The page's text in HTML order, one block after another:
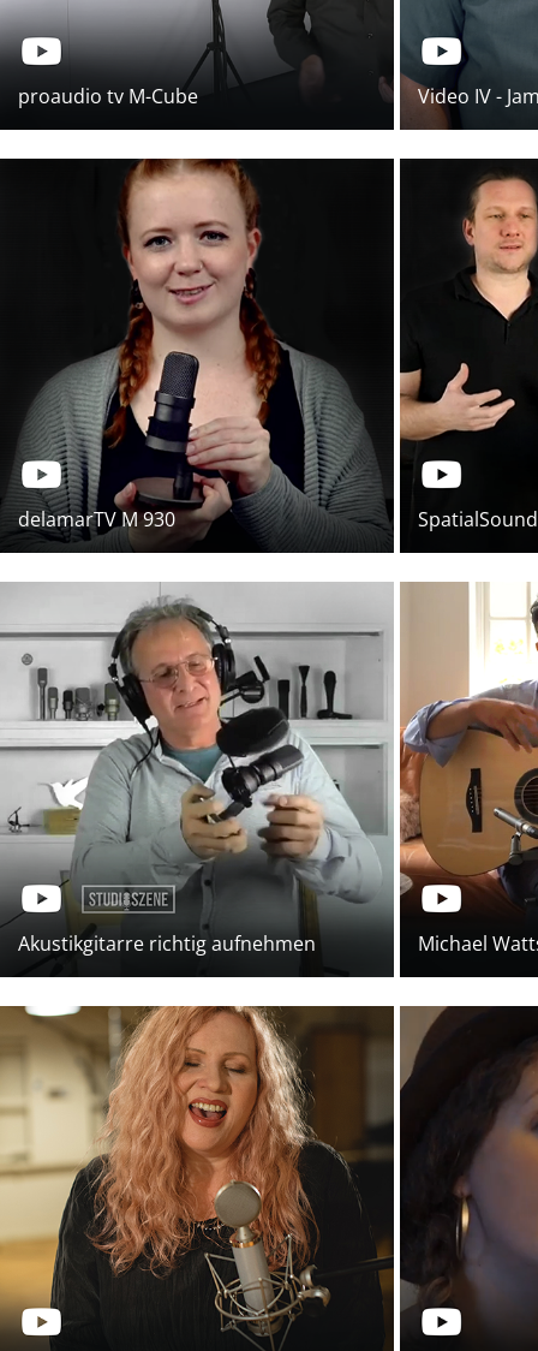
proaudio tv M-Cube Video IV -
delamarTV M 930
Akustikgitarre richtig aufnehmen Michael